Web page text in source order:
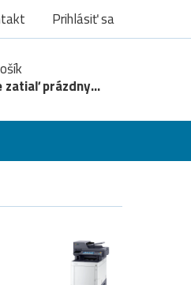
Prihlásiť sa
zatiaľ prázdny...